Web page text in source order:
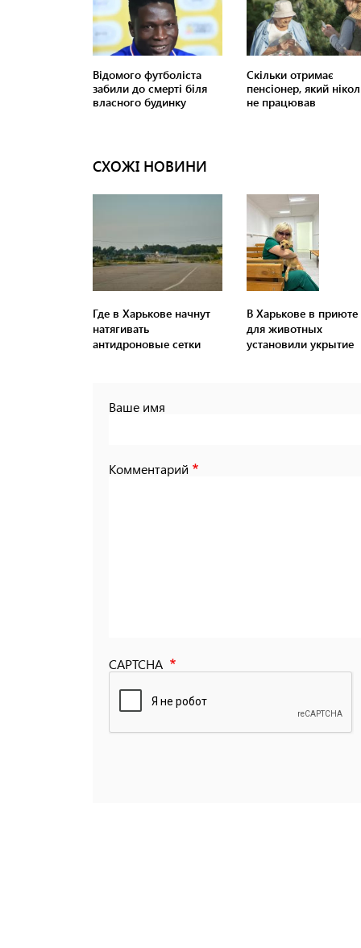
СХОЖІ НОВИНИ
Где в Харькове начнут
натягивать
антидроновые сетки
В Харькове в приюте
для животных
установили укрытие
Ваше имя
Комментарий
CAPTCHA